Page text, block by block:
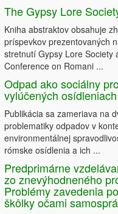
The Gypsy Lore
Kniha abstraktov obsahuje
príspevkov prezentovaných
stretnutí Gypsy Lore Society
Conference on Romani ...
Odpad ako sociálny
vylúčených osídleniach
Publikácia sa zameriava na
problematiky odpadov v
environmentálnej
rómske osídlenia a ich ...
Predprimárne
zo znevýhodneného
Problémy zavedenia
škôlky očami